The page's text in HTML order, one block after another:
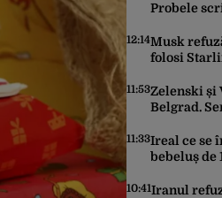
Probele
12:14Musk
folosi
11:53Zelenski și
Belgrad.
11:33Ireal ce se
bebeluș de
10:41Iranul